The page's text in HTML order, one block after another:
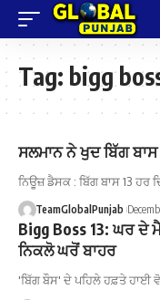
Tag: bigg
ਸਲਮਾਨ ਨੇ ਖੁਦ ਬਿੱਗ
ਨਿਊਜ਼ ਡੈਸਕ : ਬਿੱਗ ਬਾਸ 13 ਹਰ
TeamGlobalPunjab
Bigg Boss 13: ਘਰ ਦੇ
ਨਿਕਲੋ ਘਰੋਂ ਬਾਹਰ
'ਬਿੱਗ ਬੌਸ' ਦੇ ਪਹਿਲੇ ਹਫ਼ਤੇ ਹਾਈ